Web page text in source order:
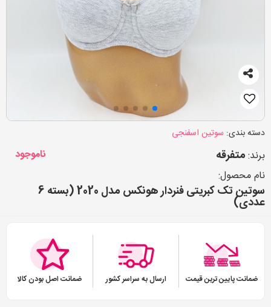
دسته بندی: سوتین اسفنجی
برند:متفرقه
ناموجود
نام محصول:
سوتین تک کبریتی فنردار هونکس مدل 2020 (بسته 6
عددی)
ضمانت پایین ترین قیمت ارسال به سراسر کشور ضمانت اصل بودن کالا